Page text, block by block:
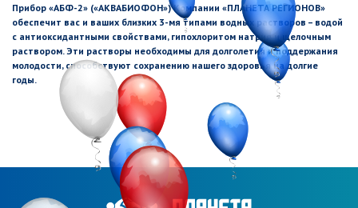
Прибор «АБФ-2» («АКВАБИОФОН») Компании «ПЛАНЕТА РЕГИОНОВ»
обеспечит вас и ваших близких 3-мя типами водных растворов – водой
с антиоксидантными свойствами, гипохлоритом натрия и щелочным
раствором. Эти растворы необходимы для долголетия и поддержания
молодости, способствуют сохранению нашего здоровья на долгие
годы.